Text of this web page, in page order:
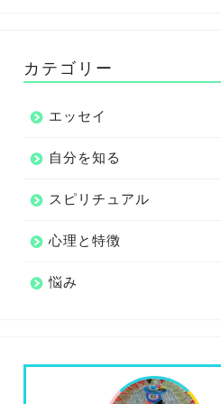
カテゴリー
エッセイ
自分を知る
スピリチュアル
心理と特徴
悩み